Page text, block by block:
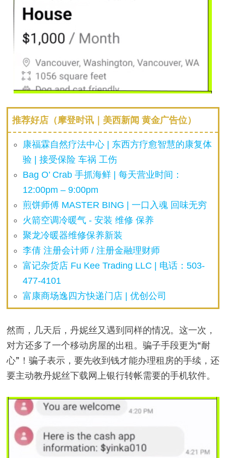
推荐好店（摩登时讯｜美西新闻 黄金广告位）
康福霖自然疗法中心 | 东西方疗愈智慧的康复体
验 | 接受保险 车祸 工伤
Bag O’ Crab 手抓海鲜 | 每天营业时间：
12:00pm – 9:00pm
煎饼师傅 MASTER BING | 一口入魂 回味无穷
火箭空调冷暖气 - 安装 维修 保养
聚龙冷暖器维修保养新装
李倩 注册会计师 / 注册金融理财师
富记杂货店 Fu Kee Trading LLC | 电话：503-
477-4101
富康商场逸四方快递门店 | 优创公司
然而，几天后，丹妮丝又遇到同样的情况。这一次，
对方还多了一个移动房屋的出租。骗子手段更为“耐
心”！骗子表示，要先收到钱才能办理租房的手续，还
要主动教丹妮丝下载网上银行转帐需要的手机软件。